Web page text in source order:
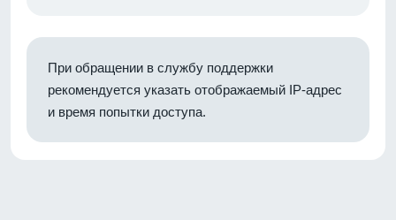
При обращении в службу поддержки
рекомендуется указать отображаемый IP-адрес
и время попытки доступа.